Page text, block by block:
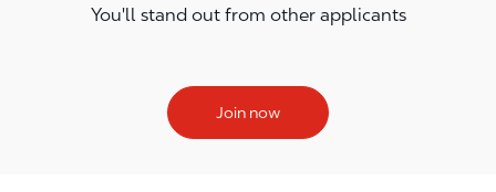
You'll stand out from other applicants
Join now